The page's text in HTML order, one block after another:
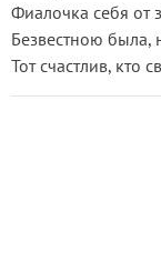
Фиалочка себя от
Безвестною была,
Тот счастлив, кто